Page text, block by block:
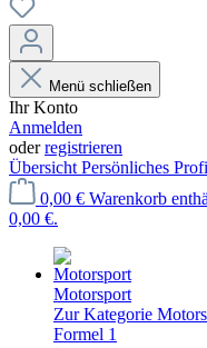
Menü schließen
Ihr Konto
Anmelden
oderregistrieren
Übersicht Persönliches
0,00 € Warenkorb
0,00 €.
Motorsport
Zur Kategorie
Formel 1